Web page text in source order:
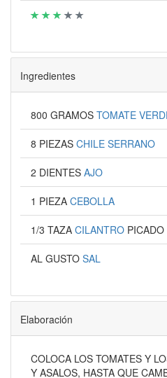
Ingredientes
800 GRAMOS TOMATE
8 PIEZAS CHILE SERRANO
2 DIENTES AJO
1 PIEZA CEBOLLA
1/3 TAZA CILANTRO PICADO
AL GUSTO SAL
Elaboración
COLOCA LOS TOMATES Y
Y ASALOS, HASTA QUE